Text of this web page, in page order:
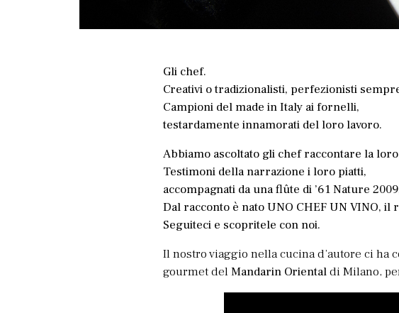
Gli chef.
Creativi o tradizionalisti, perfezionisti
Campioni del made in Italy ai fornelli,
testardamente innamorati del loro lavoro.
Abbiamo ascoltato gli chef raccontare la
Testimoni della narrazione i loro piatti,
accompagnati da una flûte di ’61 Nature
Dal racconto è nato UNO CHEF UN VINO,
Seguiteci e scopritele con noi.
Il nostro viaggio nella cucina d’autore ci
gourmet delMandarin Orientaldi Milano,